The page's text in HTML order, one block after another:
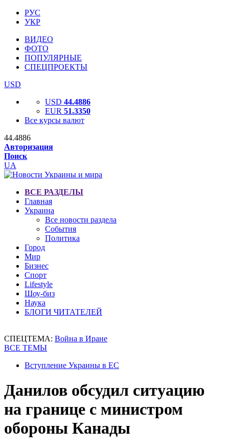
РУС
УКР
ВИДЕО
ФОТО
ПОПУЛЯРНЫЕ
СПЕЦПРОЕКТЫ
USD
USD 44.4886
EUR 51.3350
Все курсы валют
44.4886
Авторизация
Поиск
UA
ВСЕ РАЗДЕЛЫ
Главная
Украина
Все новости раздела
События
Политика
Город
Мир
Бизнес
Спорт
Lifestyle
Шоу-биз
Наука
БЛОГИ ЧИТАТЕЛЕЙ
СПЕЦТЕМА: Война в Иране
ВСЕ ТЕМЫ
Вступление Украины в ЕС
Данилов обсудил ситуацию
на границе с министром
обороны Канады